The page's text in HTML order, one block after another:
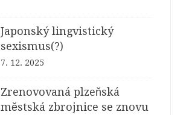
Japonský lingvistický
sexismus(?)
7. 12. 2025
Zrenovovaná plzeňská
městská zbrojnice se znovu